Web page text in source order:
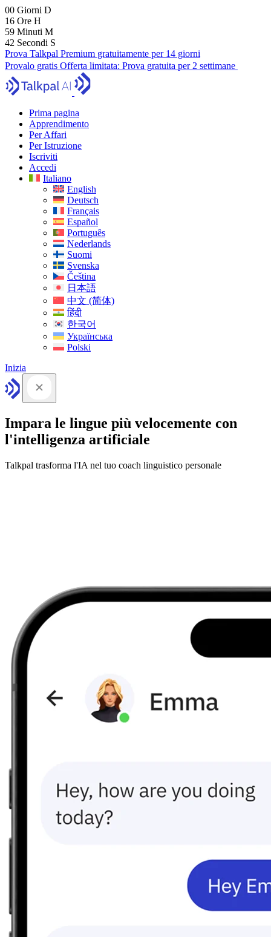
00 Giorni D
16 Ore H
59 Minuti M
41 Secondi S
Prova Talkpal Premium gratuitamente per 14 giorni
Provalo gratis Offerta limitata: Prova gratuita per 2 settimane
Prima pagina
Apprendimento
Per Affari
Per Istruzione
Iscriviti
Accedi
Italiano
English
Deutsch
Français
Español
Português
Nederlands
Suomi
Svenska
Čeština
日本語
中文 (简体)
हिंदी
한국어
Українська
Polski
Inizia
Impara le lingue più velocemente con
l'intelligenza artificiale
Talkpal trasforma l'IA nel tuo coach linguistico personale